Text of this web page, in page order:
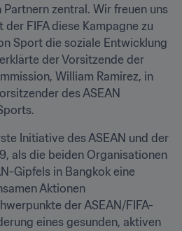
zentral. Wir freuen uns
FIFA diese Kampagne zu
Sport die soziale Entwicklung
der Vorsitzende der
William Ramirez, in
des ASEAN
Initiative des ASEAN und der
als die beiden Organisationen
Gipfels in Bangkok eine
Aktionen
der ASEAN/FIFA-
eines gesunden, aktiven